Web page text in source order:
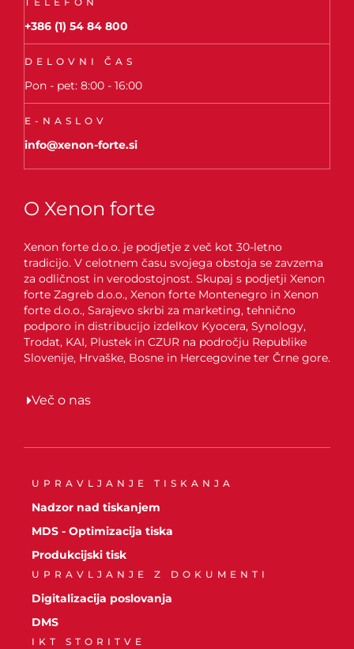
+386 (1) 54 84 800
DELOVNI ČAS
Pon - pet: 8:00 - 16:00
E-NASLOV
info@xenon-forte.si
O Xenon forte
Xenon forte d.o.o. je podjetje z več kot 30-letno
tradicijo. V celotnem času svojega obstoja se zavzema
za odličnost in verodostojnost. Skupaj s podjetji Xenon
forte Zagreb d.o.o., Xenon forte Montenegro in Xenon
forte d.o.o., Sarajevo skrbi za marketing, tehnično
podporo in distribucijo izdelkov Kyocera, Synology,
Trodat, KAI, Plustek in CZUR na področju Republike
Slovenije, Hrvaške, Bosne in Hercegovine ter Črne gore.
Več o nas
UPRAVLJANJE TISKANJA
Nadzor nad tiskanjem
MDS - Optimizacija tiska
Produkcijski tisk
UPRAVLJANJE Z DOKUMENTI
Digitalizacija poslovanja
DMS
IKT STORITVE